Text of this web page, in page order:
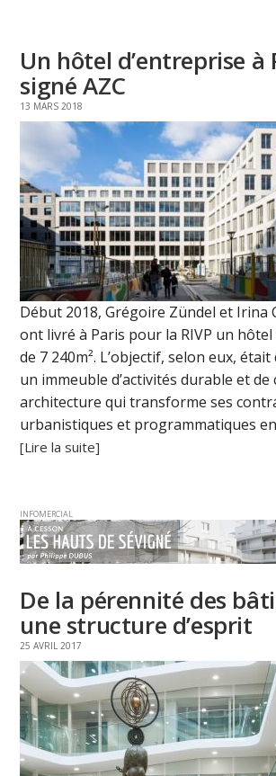
Un hôtel d’entreprise à
signé AZC
13 MARS 2018
Début 2018, Grégoire Zündel et Irina
ont livré à Paris pour la RIVP un hôtel
de 7 240m². L’objectif, selon eux,
un immeuble d’activités durable et de
architecture qui transforme ses
urbanistiques et programmatiques
[Lire la suite]
INFOMERCIAL
De la pérennité des
une structure d’esprit
25 AVRIL 2017